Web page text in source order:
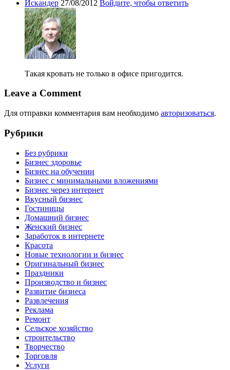
Искандер 27/08/2012 Войдите, чтобы ответить
Такая кровать не только в офисе пригодится.
Leave a Comment
Для отправки комментария вам необходимо авторизоваться.
Рубрики
Без рубрики
Бизнес здоровье
Бизнес на обучении
Бизнес с минимальными вложениями
Бизнес через интернет
Вкусный бизнес
Гостиницы
Домашний бизнес
Женский бизнес
Заработок в интернете
Красота
Новые технологии и бизнес
Оригинальный бизнес
Праздники
Производство и бизнес
Развитие бизнеса
Развлечения
Реклама
Ремонт
Сельское хозяйство
строительство
Творчество
Торговля
Услуги